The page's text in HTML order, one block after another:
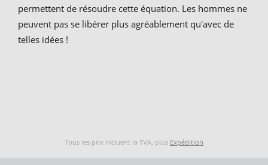
permettent de résoudre cette équation. Les hommes ne
peuvent pas se libérer plus agréablement qu'avec de
telles idées !
Tous les prix incluent la TVA, plus Expédition